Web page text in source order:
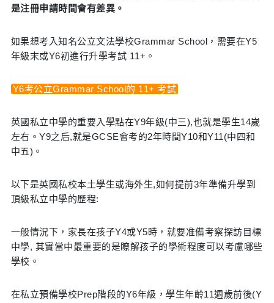
是注冊申請時間會有差異。
如果想考入知名公立文法學校Grammar School，需要在Y5
年級末或Y6初進行升學考試 11+。
Y6考公立Grammar School的 11+ 考試
英國私立中學的重要入學點在Y9年級(中三),也就是學生14嵗
左右。Y9之后,就是GCSE會考的2年時間Y10和Y11(中四和
中五)。
以下是英國私校本土學生或海外生,如何提前3年準備升學到
頂級私立中學的歷程:
一般情況下，家長在孩子Y4或Y5時，就要准備考察探訪目標
中學, 其實當中最重要的是瞭解孩子的學術程度可以考慮哪些
學校。
在私立預備學校Prep階段的Y6年級，學生年齡11週歲前後(Y